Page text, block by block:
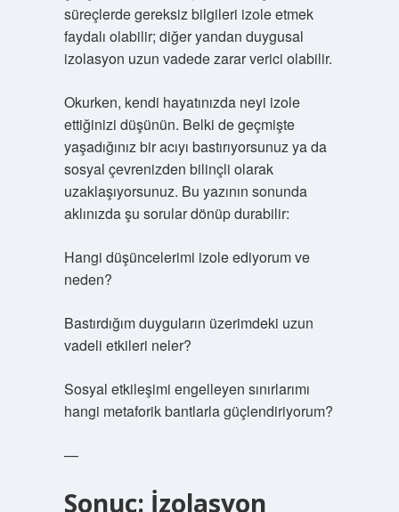
süreçlerde gereksiz bilgileri izole etmek
faydalı olabilir; diğer yandan duygusal
izolasyon uzun vadede zarar verici olabilir.
Okurken, kendi hayatınızda neyi izole
ettiğinizi düşünün. Belki de geçmişte
yaşadığınız bir acıyı bastırıyorsunuz ya da
sosyal çevrenizden bilinçli olarak
uzaklaşıyorsunuz. Bu yazının sonunda
aklınızda şu sorular dönüp durabilir:
Hangi düşüncelerimi izole ediyorum ve
neden?
Bastırdığım duyguların üzerimdeki uzun
vadeli etkileri neler?
Sosyal etkileşimi engelleyen sınırlarımı
hangi metaforik bantlarla güçlendiriyorum?
—
Sonuç: İzolasyon